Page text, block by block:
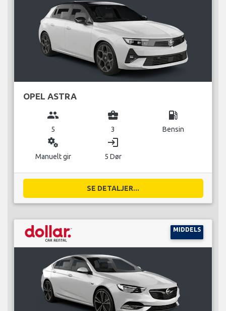
OPEL ASTRA
group
5
business_center
3
local_gas_station
Bensin
miscellaneous_services
Manuelt gir
login
5 Dør
SE DETALJER...
MIDDELS